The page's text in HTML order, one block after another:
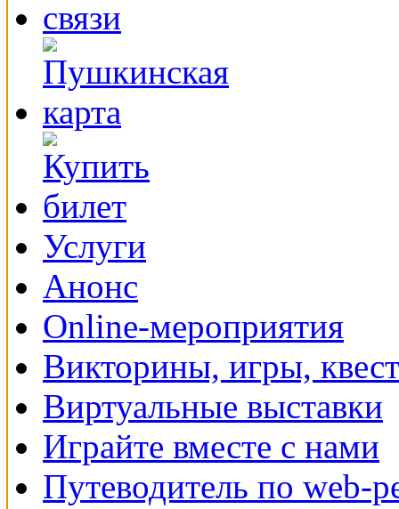
Услуги
Анонс
Online-мероприятия
Викторины, игры,
Виртуальные выставки
Играйте вместе с нами
Путеводитель по web-